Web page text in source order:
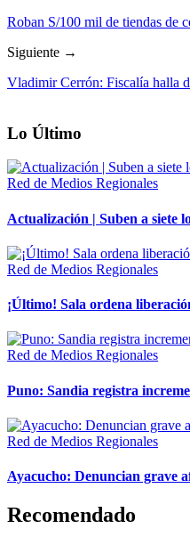
Roban S/100 mil de tiendas de
Siguiente →
Vladimir Cerrón: Fiscalía halla
Lo Último
Red de Medios Regionales
Actualización | Suben a siete
Red de Medios Regionales
¡Último! Sala ordena
Red de Medios Regionales
Puno: Sandia registra
Red de Medios Regionales
Ayacucho: Denuncian grave
Recomendado